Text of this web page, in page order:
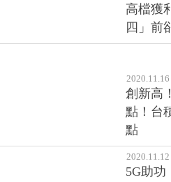
高檔獲
四」前
2020.11.16
創新高
點！台
點
2020.11.12
5G助功